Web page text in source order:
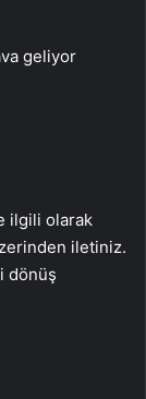
geliyor
ilgili olarak
iletiniz.
dönüş